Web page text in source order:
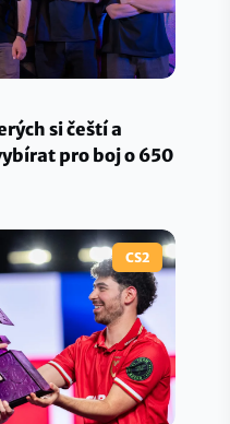
si čeští a
pro boj o 650
CS2